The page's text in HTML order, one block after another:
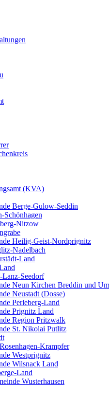
(KVA)
Berge-Gulow-Seddin
Schönhagen
Nitzow
Heilig-Geist-Nordprignitz
Nadelbach
Land
Lanz-Seedorf
Neun Kirchen Breddin und
Neustadt (Dosse)
Perleberg-Land
Prignitz Land
Region Pritzwalk
St. Nikolai Putlitz
Krampfer
Westprignitz
Wilsnack Land
Land
Wusterhausen